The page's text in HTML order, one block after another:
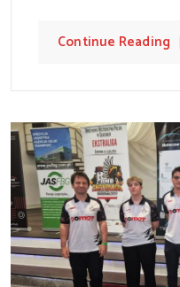
Continue Reading